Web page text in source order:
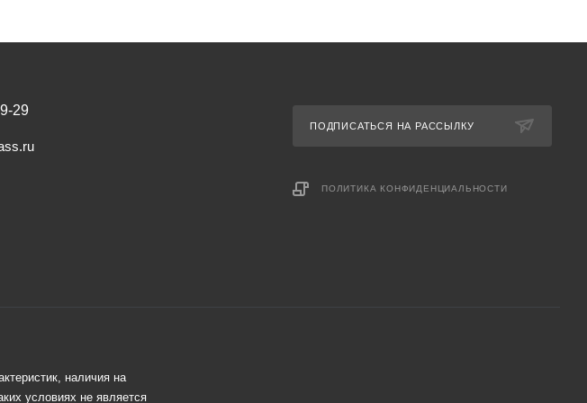
29
ПОДПИСАТЬСЯ НА РАССЫЛКУ
ПОЛИТИКА КОНФИДЕНЦИАЛЬНОСТИ
наличия на
условиях не является